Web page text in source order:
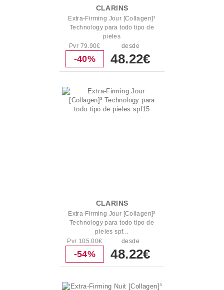
CLARINS
Extra-Firming Jour [Collagen]³
Technology para todo tipo de
pieles
Pvr 79.90€
-40%
desde
48.22€
CLARINS
Extra-Firming Jour [Collagen]³
Technology para todo tipo de
pieles spf...
Pvr 105.00€
-54%
desde
48.22€